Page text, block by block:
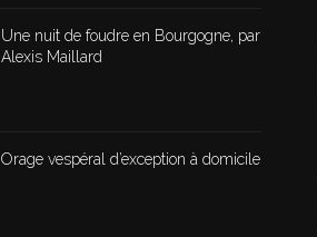
Une nuit de foudre en Bourgogne, par
Alexis Maillard
Orage vespéral d’exception à domicile